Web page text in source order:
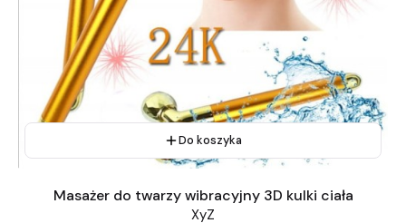
Do koszyka
Masażer do twarzy wibracyjny 3D kulki ciała
XyZ